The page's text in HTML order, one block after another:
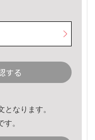
する
なります。
。